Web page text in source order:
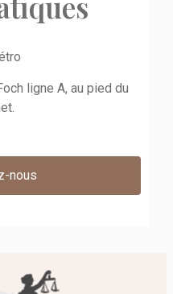
ligne A, au pied du
nous